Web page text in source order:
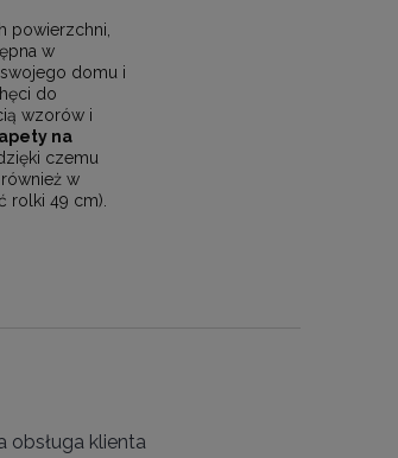
powierzchni,
w
domu i
do
wzorów i
na
czemu
w
rolki 49 cm).
obsługa klienta